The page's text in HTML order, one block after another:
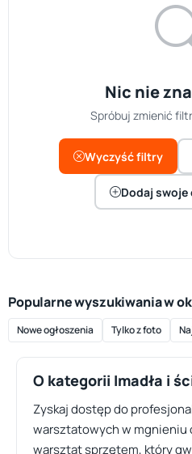
Nic nie
Spróbuj zmienić
Wyczyść filtry
Dodaj swoje
Popularne wyszukiwania w
Nowe ogłoszenia Tylko z foto
O kategorii Imadła i
Zyskaj dostęp do
warsztatowych w mgnieniu
warsztat sprzętem, który